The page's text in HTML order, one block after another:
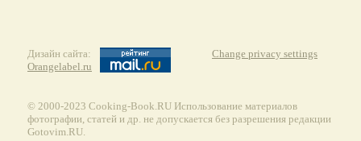
Дизайн сайта:
Orangelabel.ru
Change privacy settings
© 2000-2023 Сooking-Book.RU Использование материалов
фотографии, статей и др. не допускается без разрешения редакции
Gotovim.RU.